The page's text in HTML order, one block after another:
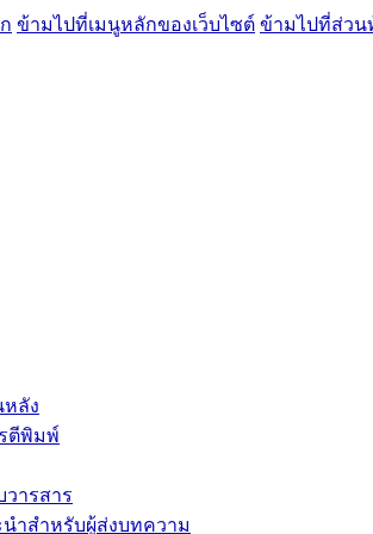
ข้ามไปที่เมนูหลักของเว็บไซต์ ข้ามไปที่ส่วน
ลัง
ตีพิมพ์
วารสาร
ำสำหรับผู้ส่งบทความ